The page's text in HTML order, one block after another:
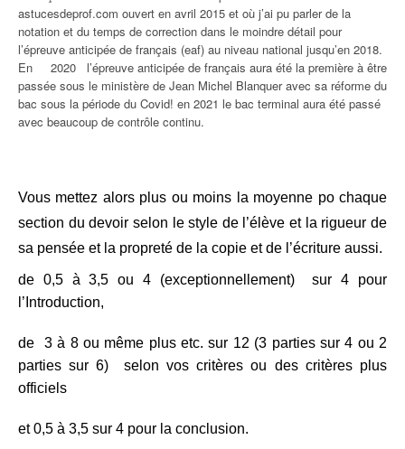
astucesdeprof.com ouvert en avril 2015 et où j’ai pu parler de la
notation et du temps de correction dans le moindre détail pour
l’épreuve anticipée de français (eaf) au niveau national jusqu’en 2018.
En 2020 l’épreuve anticipée de français aura été la première à être
passée sous le ministère de Jean Michel Blanquer avec sa réforme du
bac sous la période du Covid! en 2021 le bac terminal aura été passé
avec beaucoup de contrôle continu.
Vous mettez alors plus ou moins la moyenne po chaque
section du devoir selon le style de l’élève et la rigueur de
sa pensée et la propreté de la copie et de l’écriture aussi.
de 0,5 à 3,5 ou 4 (exceptionnellement) sur 4 pour
l’Introduction,
de 3 à 8 ou même plus etc. sur 12 (3 parties sur 4 ou 2
parties sur 6) selon vos critères ou des critères plus
officiels
et 0,5 à 3,5 sur 4 pour la conclusion.